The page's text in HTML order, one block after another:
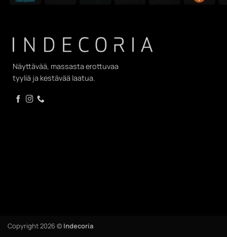
Näyttävää, massasta erottuvaa
tyyliä ja kestävää laatua.
Copyright 2026 © Indecoria